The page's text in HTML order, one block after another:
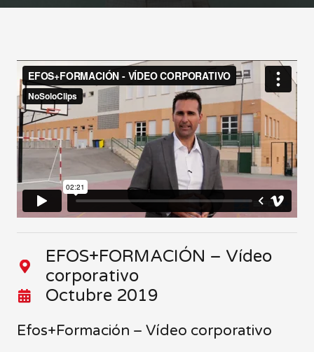
EFOS+FORMACIÓN – Vídeo
corporativo
Octubre 2019
Efos+Formación – Vídeo corporativo